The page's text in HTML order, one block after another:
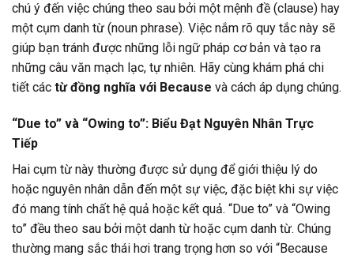
chú ý đến việc chúng theo sau bởi một mệnh đề (clause) hay
một cụm danh từ (noun phrase). Việc nắm rõ quy tắc này sẽ
giúp bạn tránh được những lỗi ngữ pháp cơ bản và tạo ra
những câu văn mạch lạc, tự nhiên. Hãy cùng khám phá chi
tiết các từ đồng nghĩa với Because và cách áp dụng chúng.
“Due to” và “Owing to”: Biểu Đạt Nguyên Nhân Trực
Tiếp
Hai cụm từ này thường được sử dụng để giới thiệu lý do
hoặc nguyên nhân dẫn đến một sự việc, đặc biệt khi sự việc
đó mang tính chất hệ quả hoặc kết quả. “Due to” và “Owing
to” đều theo sau bởi một danh từ hoặc cụm danh từ. Chúng
thường mang sắc thái hơi trang trọng hơn so với “Because